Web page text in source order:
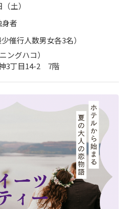
土）
身者
催行人数男女各3名）
ングハコ）
神3丁目14-2 7階